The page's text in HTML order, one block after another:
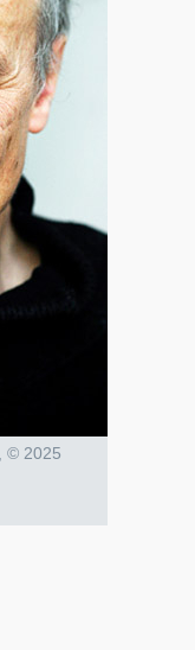
© 2025